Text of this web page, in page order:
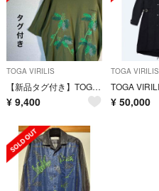
TOGA VIRILIS
【新品タグ付き】TOGA VIRILISカーキ刺繍半袖Tシャツ21ss 緑XL.
¥ 9,400
TOGA VIRILIS
¥ 50,000